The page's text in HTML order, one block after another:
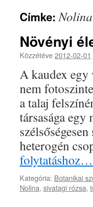
Címke:Nolina
Növényi
Közzétéve2012-02-01
A kaudex egy
nem
a talaj
társasága
heterogén
Kategória: Botanikai
Nolina, sivatagi rózsa,